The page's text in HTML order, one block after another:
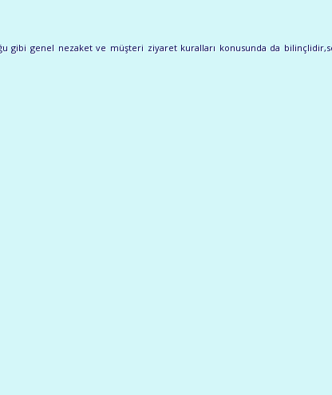
genel nezaket ve müşteri ziyaret kuralları konusunda da